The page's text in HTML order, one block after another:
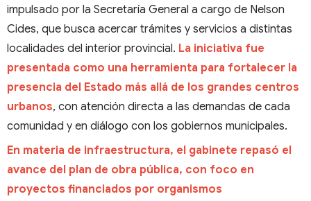
impulsado por la Secretaría General a cargo de Nelson
Cides, que busca acercar trámites y servicios a distintas
localidades del interior provincial. La iniciativa fue
presentada como una herramienta para fortalecer la
presencia del Estado más allá de los grandes centros
urbanos, con atención directa a las demandas de cada
comunidad y en diálogo con los gobiernos municipales.
En materia de infraestructura, el gabinete repasó el
avance del plan de obra pública, con foco en
proyectos financiados por organismos